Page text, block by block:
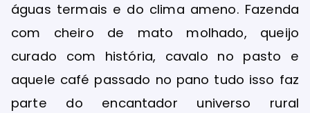
águas termais e do clima ameno. Fazenda
com cheiro de mato molhado, queijo
curado com história, cavalo no pasto e
aquele café passado no pano tudo isso faz
parte do encantador universo rural